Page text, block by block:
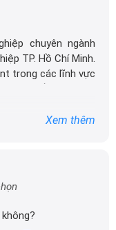
chuyên ngành
TP. Hồ Chí Minh.
trong các lĩnh vực
DailyXe, nơi mình
đồng.
mình luôn nỗ lực
và đầy đủ thông
Xem thêm